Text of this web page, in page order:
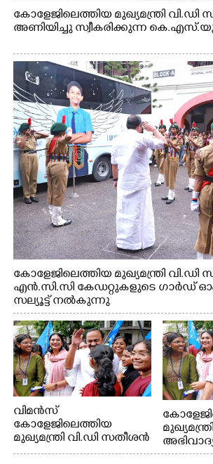
കോളേജിലെത്തിയ മുഖ്യമന്ത്രി
അണിയിച്ചു സ്വീകരിക്കുന്ന
കോളേജിലെത്തിയ മുഖ്യമന്ത്രി വി.ഡി
എൻ.സി.സി കേഡറ്റുകളുടെ ഗാർഡ്
സല്യൂട്ട് നൽകുന്നു
വിമൻസ്
കോളേജിലെത്തിയ
മുഖ്യമന്ത്രി വി.ഡി സതീശൻ
അഭിവാദ്യവുമായെത്തിയ
കെ.